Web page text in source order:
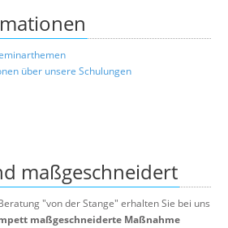
über unsere Schulungen
maßgeschneidert
"von der Stange" erhalten Sie bei uns
maßgeschneiderte Maßnahme